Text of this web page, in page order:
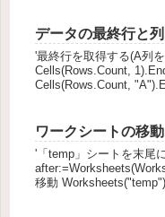
データの最終行と
'最終行を取得する(A列
Cells(Rows.Count,
Cells(Rows.Count,
ワークシートの移動
'「temp」シートを末尾
移動